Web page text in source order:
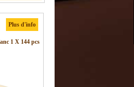
Plus d'info
1 X 144 pcs